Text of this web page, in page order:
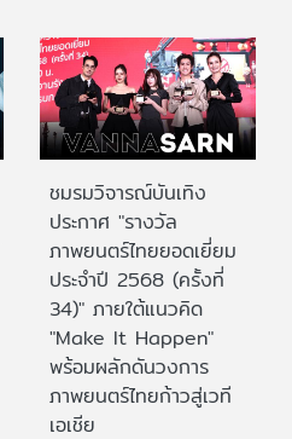
ชมรมวิจารณ์บันเทิง
ประกาศ "รางวัล
ภาพยนตร์ไทยยอดเยี่ยม
ประจําปี 2568 (ครั้งที่
34)" ภายใต้แนวคิด
"Make It Happen"
พร้อมผลักดันวงการ
ภาพยนตร์ไทยก้าวสู่เวที
เอเชีย